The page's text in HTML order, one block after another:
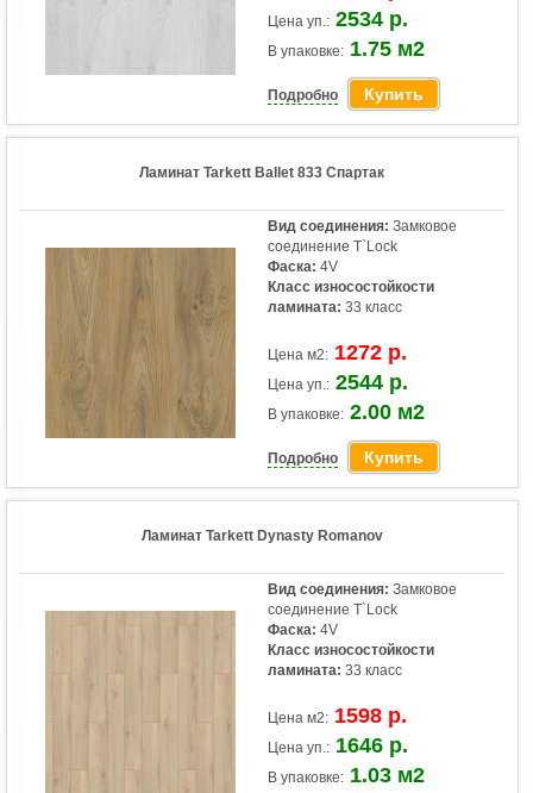
Цена уп.: 2534 р.
В упаковке: 1.75 м2
Подробно Купить
Ламинат Tarkett Ballet 833 Спартак
Вид соединения: Замковое
соединение T`Lock
Фаска: 4V
Класс износостойкости
ламината: 33 класс
Цена м2: 1272 р.
Цена уп.: 2544 р.
В упаковке: 2.00 м2
Подробно Купить
Ламинат Tarkett Dynasty Romanov
Вид соединения: Замковое
соединение T`Lock
Фаска: 4V
Класс износостойкости
ламината: 33 класс
Цена м2: 1598 р.
Цена уп.: 1646 р.
В упаковке: 1.03 м2